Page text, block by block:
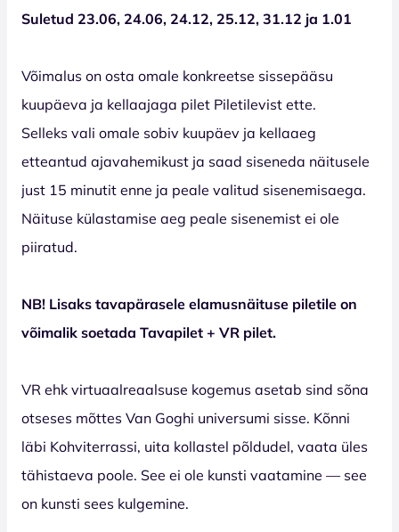
Suletud 23.06, 24.06, 24.12, 25.12, 31.12 ja 1.01
Võimalus on osta omale konkreetse sissepääsu
kuupäeva ja kellaajaga pilet Piletilevist ette.
Selleks vali omale sobiv kuupäev ja kellaaeg
etteantud ajavahemikust ja saad siseneda näitusele
just 15 minutit enne ja peale valitud sisenemisaega.
Näituse külastamise aeg peale sisenemist ei ole
piiratud.
NB! Lisaks tavapärasele elamusnäituse piletile on
võimalik soetada Tavapilet + VR pilet.
VR ehk virtuaalreaalsuse kogemus asetab sind sõna
otseses mõttes Van Goghi universumi sisse. Kõnni
läbi Kohviterrassi, uita kollastel põldudel, vaata üles
tähistaeva poole. See ei ole kunsti vaatamine — see
on kunsti sees kulgemine.